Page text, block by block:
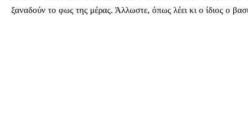
ξαναδούν το φως της μέρας. Άλλωστε, όπως λέει κι ο ίδιος ο